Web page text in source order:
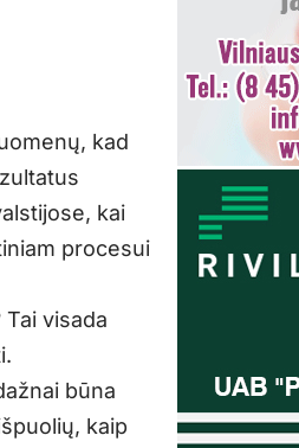
kad
kai
procesui
visada
būna
kaip